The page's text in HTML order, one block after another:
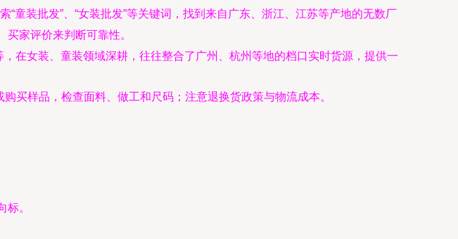
童装批发”、“女装批发”等关键词，找到来自广东、浙江、江苏等产地的无数厂
家评价来判断可靠性。
，在女装、童装领域深耕，往往整合了广州、杭州等地的档口实时货源，提供一
买样品，检查面料、做工和尺码；注意退换货政策与物流成本。
标。